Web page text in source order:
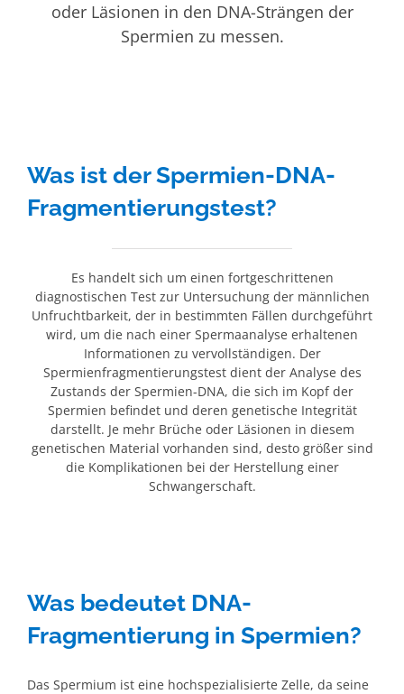
oder Läsionen in den DNA-Strängen der
Spermien zu messen.
Was ist der Spermien-DNA-
Fragmentierungstest?
Es handelt sich um einen fortgeschrittenen
diagnostischen Test zur Untersuchung der männlichen
Unfruchtbarkeit, der in bestimmten Fällen durchgeführt
wird, um die nach einer Spermaanalyse erhaltenen
Informationen zu vervollständigen. Der
Spermienfragmentierungstest dient der Analyse des
Zustands der Spermien-DNA, die sich im Kopf der
Spermien befindet und deren genetische Integrität
darstellt. Je mehr Brüche oder Läsionen in diesem
genetischen Material vorhanden sind, desto größer sind
die Komplikationen bei der Herstellung einer
Schwangerschaft.
Was bedeutet DNA-
Fragmentierung in Spermien?
Das Spermium ist eine hochspezialisierte Zelle, da seine